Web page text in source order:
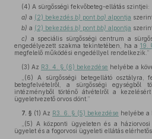
(4) A sürgősségi fekvőbeteg-ellátás szintjei:
a) a (2) bekezdés b) pont ba) alpontja
b) a (2) bekezdés b) pont bb) alpontja
c) a speciális sürgősségi centrum a
engedélyezett szakma tekintetében, ha a 19.
megfelelő működési engedéllyel rendelkezik.”
(3) Az R3. 4. § (6) bekezdése helyébe a
„(6) A sürgősségi betegellátó osztályra,
betegfelvételről, a sürgősségi egységből
intézményből történő átvételről a
ügyeletvezető orvos dönt.”
7. § (1) Az R3. 6. § (5) bekezdése helyébe a
„(5) A központi ügyeleten és a
ügyelet és a fogorvosi ügyeleti ellátás